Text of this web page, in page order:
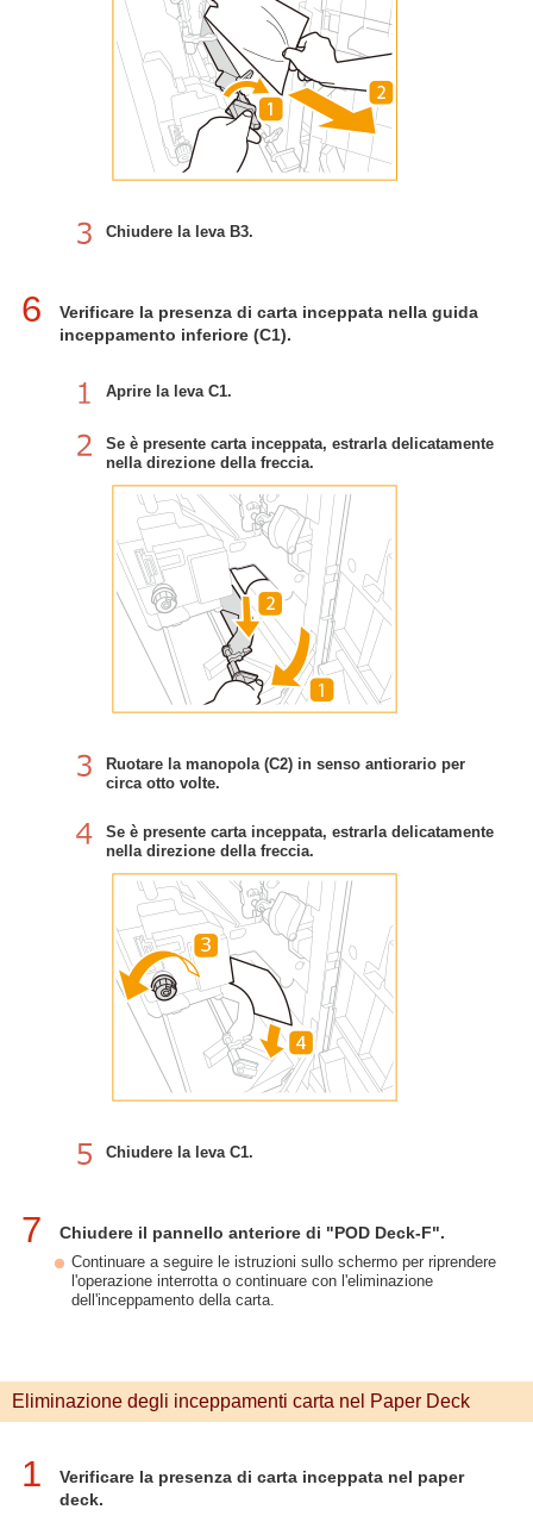
Chiudere la leva B3.
6
Verificare la presenza di carta inceppata nella guida
inceppamento inferiore (C1).
Aprire la leva C1.
Se è presente carta inceppata, estrarla delicatamente
nella direzione della freccia.
Ruotare la manopola (C2) in senso antiorario per
circa otto volte.
Se è presente carta inceppata, estrarla delicatamente
nella direzione della freccia.
Chiudere la leva C1.
7 Chiudere il pannello anteriore di "POD Deck-F".
Continuare a seguire le istruzioni sullo schermo per riprendere
l'operazione interrotta o continuare con l'eliminazione
dell'inceppamento della carta.
Eliminazione degli inceppamenti carta nel Paper Deck
1
Verificare la presenza di carta inceppata nel paper
deck.